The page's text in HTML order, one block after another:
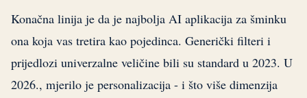
Konačna linija je da je najbolja AI aplikacija za šminku
ona koja vas tretira kao pojedinca. Generički filteri i
prijedlozi univerzalne veličine bili su standard u 2023. U
2026., mjerilo je personalizacija - i što više dimenzija